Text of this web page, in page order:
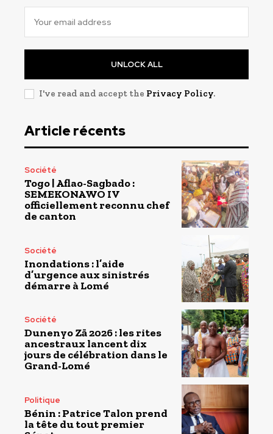
UNLOCK ALL
I've read and accept the Privacy Policy.
Article récents
Société
Togo | Aflao-Sagbado :
SEMEKONAWO IV
officiellement reconnu chef
de canton
Société
Inondations : l’aide
d’urgence aux sinistrés
démarre à Lomé
Société
Dunenyo Zā 2026 : les rites
ancestraux lancent dix
jours de célébration dans le
Grand-Lomé
Politique
Bénin : Patrice Talon prend
la tête du tout premier